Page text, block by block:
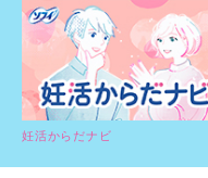
妊活からだナビ